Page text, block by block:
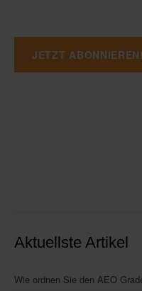
Aktuellste Artikel
Wie ordnen Sie den AEO